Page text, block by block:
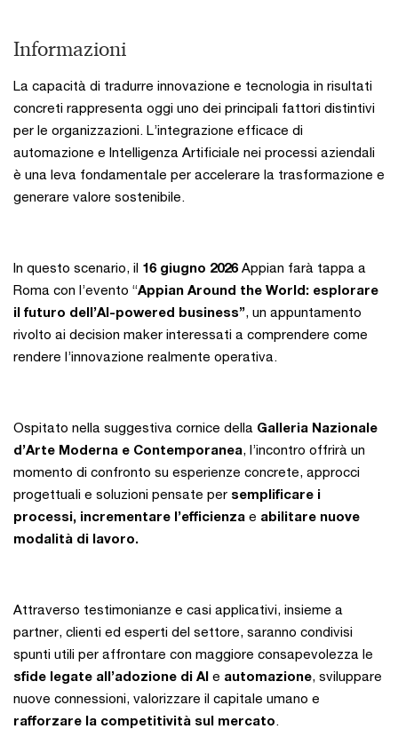
Informazioni
La capacità di tradurre innovazione e tecnologia in risultati
concreti rappresenta oggi uno dei principali fattori distintivi
per le organizzazioni. L’integrazione efficace di
automazione e Intelligenza Artificiale nei processi aziendali
è una leva fondamentale per accelerare la trasformazione e
generare valore sostenibile.
In questo scenario, il 16 giugno 2026Appian farà tappa a
Roma con l’evento “Appian Around the World: esplorare
il futuro dell’AI-powered business”, un appuntamento
rivolto ai decision maker interessati a comprendere come
rendere l’innovazione realmente operativa.
Ospitato nella suggestiva cornice della Galleria Nazionale
d’Arte Moderna e Contemporanea, l’incontro offrirà un
momento di confronto su esperienze concrete, approcci
progettuali e soluzioni pensate per semplificare i
processi, incrementare l’efficienza e abilitare nuove
modalità di lavoro.
Attraverso testimonianze e casi applicativi, insieme a
partner, clienti ed esperti del settore, saranno condivisi
spunti utili per affrontare con maggiore consapevolezza le
sfide legate all’adozione di AI e automazione, sviluppare
nuove connessioni, valorizzare il capitale umano e
rafforzare la competitività sul mercato.